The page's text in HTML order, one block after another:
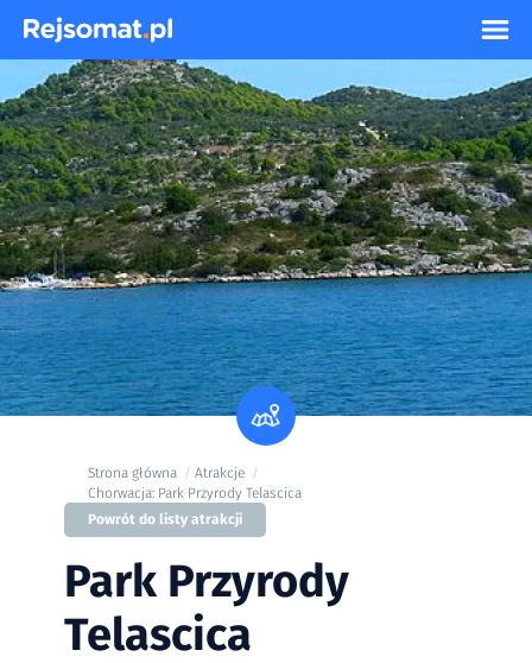
Strona główna / Atrakcje /
Chorwacja: Park Przyrody Telascica
Powrót do listy atrakcji
Park Przyrody
Telascica